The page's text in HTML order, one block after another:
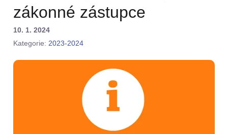
zákonné zástupce
10. 1. 2024
Kategorie: 2023-2024